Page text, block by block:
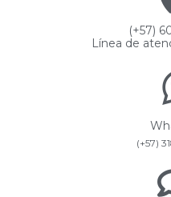
(+57)
Línea de
(+57)